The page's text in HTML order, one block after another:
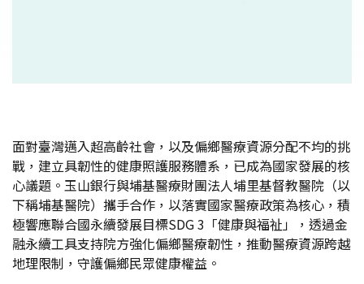
面對臺灣邁入超高齡社會，以及偏鄉醫療資源分配不均的挑
戰，建立具韌性的健康照護服務體系，已成為國家發展的核
心議題。玉山銀行與埔基醫療財團法人埔里基督教醫院（以
下稱埔基醫院）攜手合作，以落實國家醫療政策為核心，積
極響應聯合國永續發展目標SDG 3「健康與福祉」，透過金
融永續工具支持院方強化偏鄉醫療韌性，推動醫療資源跨越
地理限制，守護偏鄉民眾健康權益。